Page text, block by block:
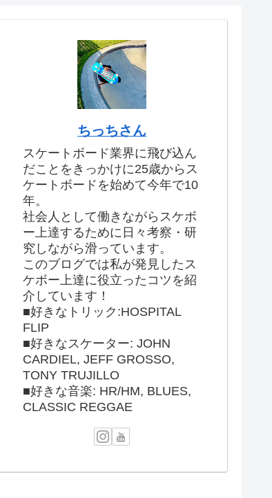
ちっちさん
スケートボード業界に飛び込ん
だことをきっかけに25歳からス
ケートボードを始めて今年で10
年。
社会人として働きながらスケボ
ー上達するために日々考察・研
究しながら滑っています。
このブログでは私が発見したス
ケボー上達に役立ったコツを紹
介しています！
■好きなトリック:HOSPITAL
FLIP
■好きなスケーター: JOHN
CARDIEL, JEFF GROSSO,
TONY TRUJILLO
■好きな音楽: HR/HM, BLUES,
CLASSIC REGGAE